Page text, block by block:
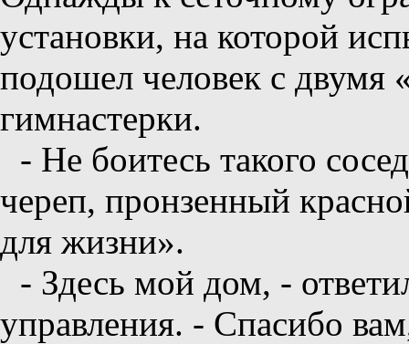
установки, на которой
подошел человек с двумя
гимнастерки.
- Не боитесь такого
череп, пронзенный
для жизни».
- Здесь мой дом, -
управления. - Спасибо